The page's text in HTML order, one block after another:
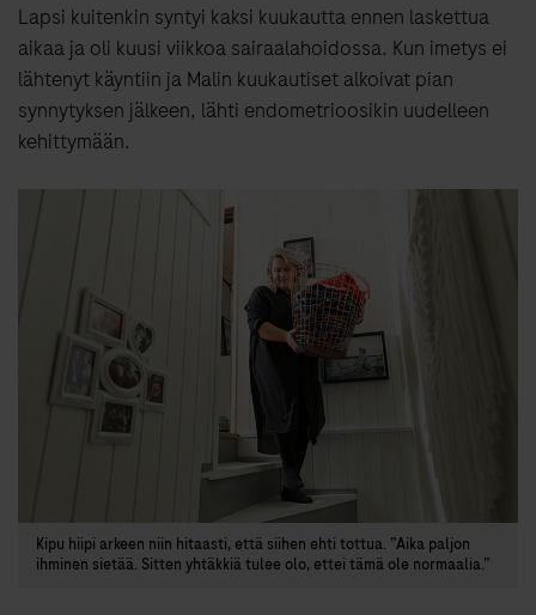
Lapsi kuitenkin syntyi kaksi kuukautta ennen laskettua
aikaa ja oli kuusi viikkoa sairaalahoidossa. Kun imetys ei
lähtenyt käyntiin ja Malin kuukautiset alkoivat pian
synnytyksen jälkeen, lähti endometrioosikin uudelleen
kehittymään.
Kipu hiipi arkeen niin hitaasti, että siihen ehti tottua. ”Aika paljon
ihminen sietää. Sitten yhtäkkiä tulee olo, ettei tämä ole normaalia.”